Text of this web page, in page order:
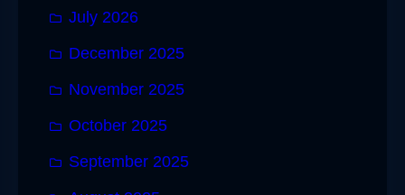
July 2026
December 2025
November 2025
October 2025
September 2025